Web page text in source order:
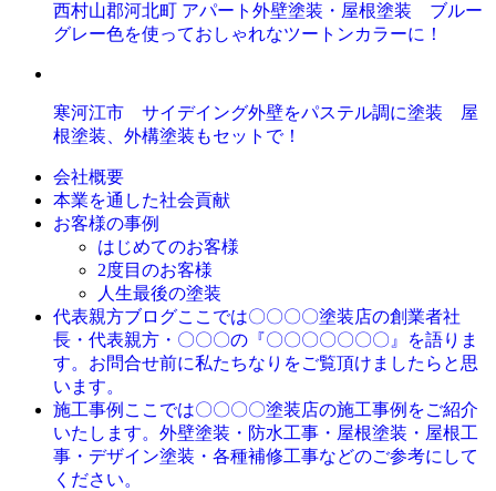
西村山郡河北町 アパート外壁塗装・屋根塗装 ブルー
グレー色を使っておしゃれなツートンカラーに！
寒河江市 サイデイング外壁をパステル調に塗装 屋
根塗装、外構塗装もセットで！
会社概要
本業を通した社会貢献
お客様の事例
はじめてのお客様
2度目のお客様
人生最後の塗装
代表親方ブログここでは〇〇〇〇塗装店の創業者社
長・代表親方・〇〇〇の『〇〇〇〇〇〇〇』を語りま
す。お問合せ前に私たちなりをご覧頂けましたらと思
います。
施工事例 ここでは〇〇〇〇塗装店の施工事例をご紹介
いたします。外壁塗装・防水工事・屋根塗装・屋根工
事・デザイン塗装・各種補修工事などのご参考にして
ください。